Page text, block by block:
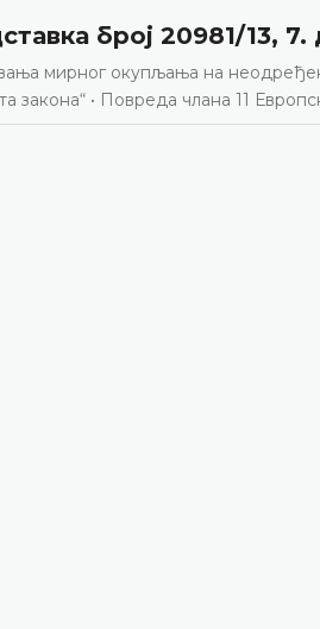
број 20981/13,
мирног окупљања на
закона“ • Повреда члана 11